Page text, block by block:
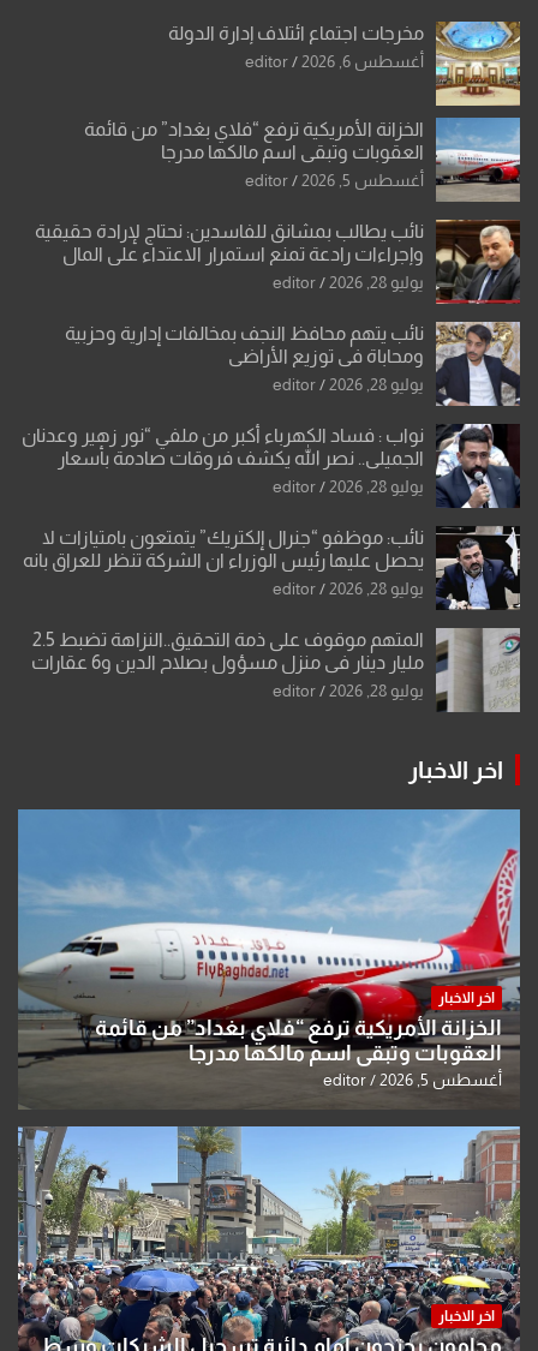
مخرجات اجتماع ائتلاف إدارة الدولة
أغسطس 6, 2026 editor
الخزانة الأمريكية ترفع “فلاي بغداد” من قائمة
العقوبات وتبقي اسم مالكها مدرجا
أغسطس 5, 2026 editor
نائب يطالب بمشانق للفاسدين: نحتاج لإرادة حقيقية
وإجراءات رادعة تمنع استمرار الاعتداء على المال
العام”.
يوليو 28, 2026 editor
نائب يتهم محافظ النجف بمخالفات إدارية وحزبية
ومحاباة في توزيع الأراضي
يوليو 28, 2026 editor
نواب : فساد الكهرباء أكبر من ملفي “نور زهير وعدنان
الجميلي.. نصر الله يكشف فروقات صادمة بأسعار
معدات الكهرباء وعقودها
يوليو 28, 2026 editor
نائب: موظفو “جنرال إلكتريك” يتمتعون بامتيازات لا
يحصل عليها رئيس الوزراء ان الشركة تنظر للعراق بانه
بلد ضعيف وتفرض شروطها
يوليو 28, 2026 editor
المتهم موقوف على ذمة التحقيق..النزاهة تضبط 2.5
مليار دينار في منزل مسؤول بصلاح الدين و6 عقارات
باسم زوجته
يوليو 28, 2026 editor
اخر الاخبار
اخر الاخبار
الخزانة الأمريكية ترفع “فلاي بغداد” من قائمة
العقوبات وتبقي اسم مالكها مدرجا
أغسطس 5, 2026 editor
اخر الاخبار